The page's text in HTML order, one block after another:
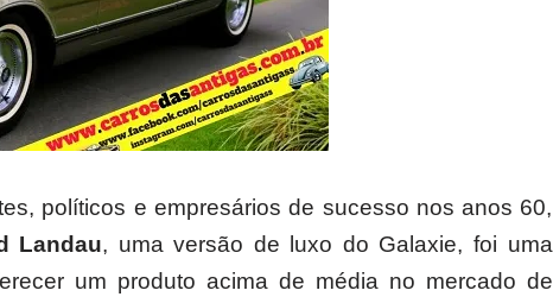
políticos e empresários de sucesso nos anos 60,
Landau, uma versão de luxo do Galaxie, foi uma
um produto acima de média no mercado de